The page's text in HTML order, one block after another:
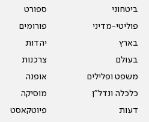
ביטחוני
פוליטי-מדיני
בארץ
בעולם
משפט ופלילים
כלכלה ונדל"ן
דעות
ספורט
פורומים
יהדות
צרכנות
אופנה
מוסיקה
פיוטקאסט